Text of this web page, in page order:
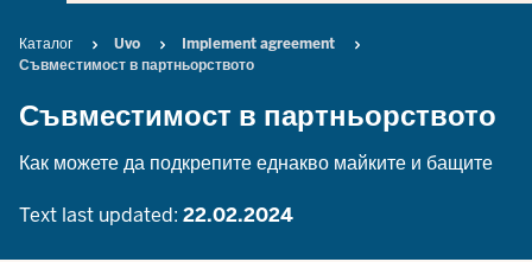
Breadcrumb
Каталог Uvo
Implement agreement
Съвместимост в партньорството
Съвместимост в партньорството
Как можете да подкрепите еднакво майките и бащите
Text last updated: 22.02.2024